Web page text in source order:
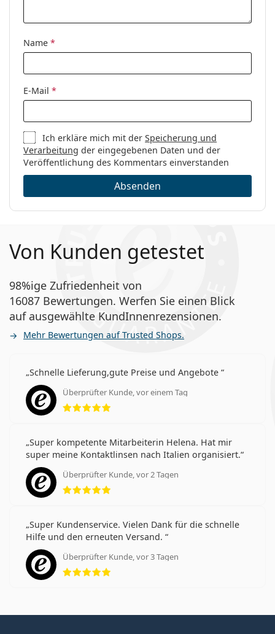
Name *
E-Mail *
Ich erkläre mich mit derSpeicherung und
Verarbeitung der eingegebenen Daten und der
Veröffentlichung des Kommentars einverstanden
Absenden
Von Kunden getestet
98%ige Zufriedenheit von
16087 Bewertungen. Werfen Sie einen Blick
auf ausgewählte KundInnenrezensionen.
Mehr Bewertungen auf Trusted Shops.
Schnelle Lieferung,gute Preise und Angebote
Überprüfter Kunde, vor einem Tag
Bewertung 5 aus 5
Super kompetente Mitarbeiterin Helena. Hat mir
super meine Kontaktlinsen nach Italien organisiert.
Überprüfter Kunde, vor 2 Tagen
Bewertung 5 aus 5
Super Kundenservice. Vielen Dank für die schnelle
Hilfe und den erneuten Versand.
Überprüfter Kunde, vor 3 Tagen
Bewertung 5 aus 5